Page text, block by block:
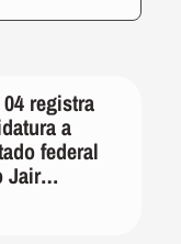
registra
a
federal
Jair